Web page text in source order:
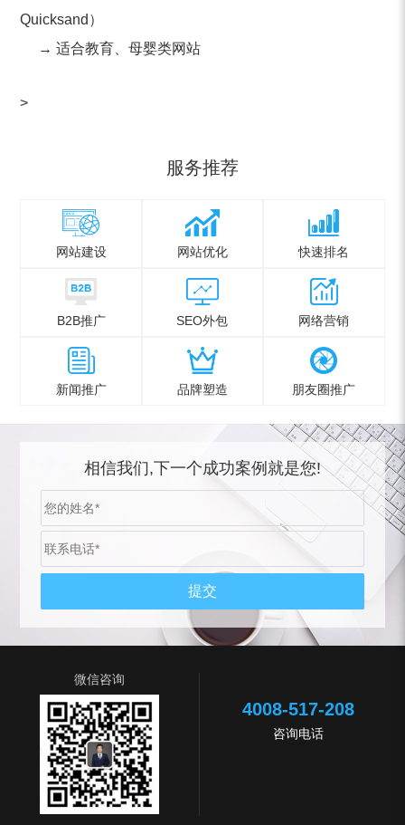
Quicksand）
→ 适合教育、母婴类网站
>
服务推荐
网站建设 网站优化 快速排名
B2B推广 SEO外包 网络营销
新闻推广 品牌塑造 朋友圈推广
相信我们,下一个成功案例就是您!
微信咨询
4008-517-208
咨询电话